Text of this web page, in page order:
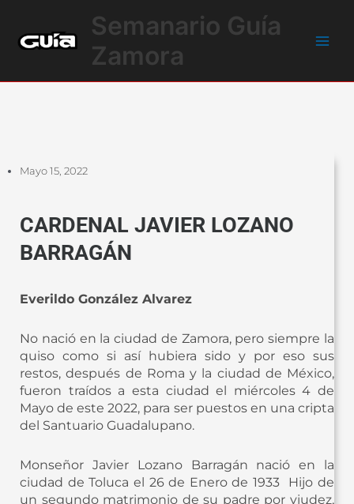
contenido
Semanario Guía
Zamora
Mayo 15, 2022
CARDENAL JAVIER LOZANO
BARRAGÁN
Everildo González Alvarez
No nació en la ciudad de Zamora, pero siempre la
quiso como si así hubiera sido y por eso sus
restos, después de Roma y la ciudad de México,
fueron traídos a esta ciudad el miércoles 4 de
Mayo de este 2022, para ser puestos en una cripta
del Santuario Guadalupano.
Monseñor Javier Lozano Barragán nació en la
ciudad de Toluca el 26 de Enero de 1933 Hijo de
un segundo matrimonio de su padre por viudez,